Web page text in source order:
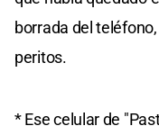
borrada del
peritos.
* Ese celular de